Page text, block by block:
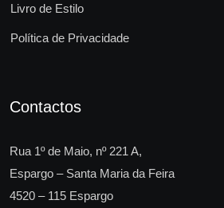
Livro de Estilo
Política de Privacidade
Contactos
Rua 1º de Maio, nº 221 A,
Espargo – Santa Maria da Feira
4520 – 115 Espargo